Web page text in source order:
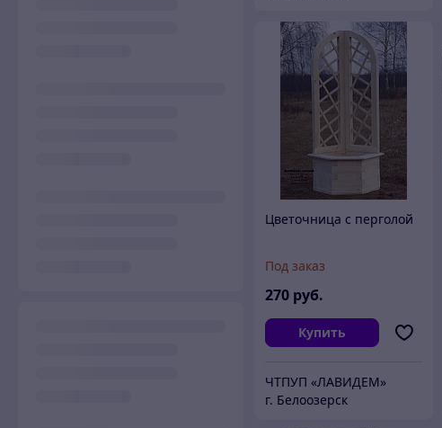
Цветочница с перголой
Под заказ
270 руб.
Купить
ЧТПУП «ЛАВИДЕМ»
г. Белоозерск